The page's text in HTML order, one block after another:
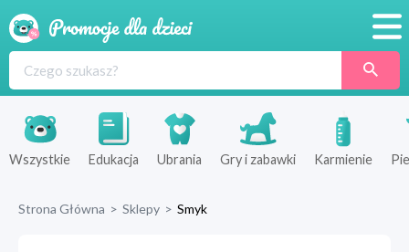
Produkty
Sklepy
Wszystkie Edukacja Ubrania Gry i zabawki Karmienie
Strona Główna > Sklepy > Smyk